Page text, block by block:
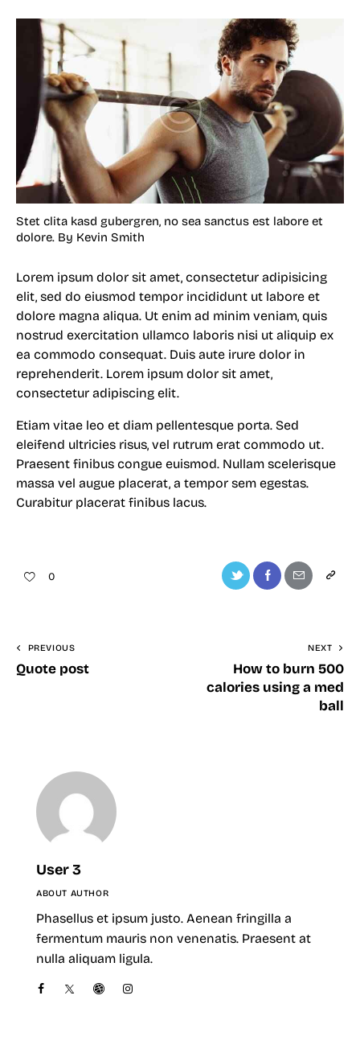
Stet clita kasd gubergren, no sea sanctus est labore et
dolore. By Kevin Smith
Lorem ipsum dolor sit amet, consectetur adipisicing
elit, sed do eiusmod tempor incididunt ut labore et
dolore magna aliqua. Ut enim ad minim veniam, quis
nostrud exercitation ullamco laboris nisi ut aliquip ex
ea commodo consequat. Duis aute irure dolor in
reprehenderit. Lorem ipsum dolor sit amet,
consectetur adipiscing elit.
Etiam vitae leo et diam pellentesque porta. Sed
eleifend ultricies risus, vel rutrum erat commodo ut.
Praesent finibus congue euismod. Nullam scelerisque
massa vel augue placerat, a tempor sem egestas.
Curabitur placerat finibus lacus.
0
PREVIOUS
Quote post
NEXT
How to burn 500
calories using a med
ball
User 3
ABOUT AUTHOR
Phasellus et ipsum justo. Aenean fringilla a
fermentum mauris non venenatis. Praesent at
nulla aliquam ligula.